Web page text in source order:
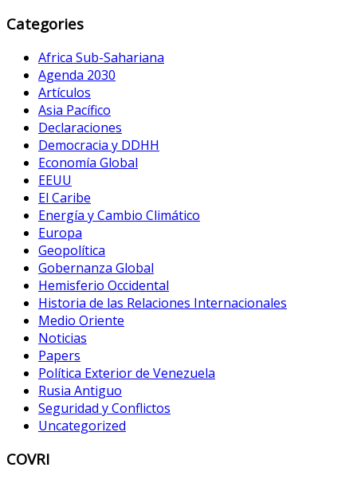
Categories
Africa Sub-Sahariana
Agenda 2030
Artículos
Asia Pacífico
Declaraciones
Democracia y DDHH
Economía Global
EEUU
El Caribe
Energía y Cambio Climático
Europa
Geopolítica
Gobernanza Global
Hemisferio Occidental
Historia de las Relaciones Internacionales
Medio Oriente
Noticias
Papers
Política Exterior de Venezuela
Rusia Antiguo
Seguridad y Conflictos
Uncategorized
COVRI